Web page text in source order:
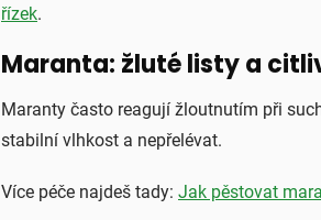
řízek.
Maranta: žluté listy a
Maranty často reagují žloutnutím při
stabilní vlhkost a nepřelévat.
Více péče najdeš tady: Jak pěstovat